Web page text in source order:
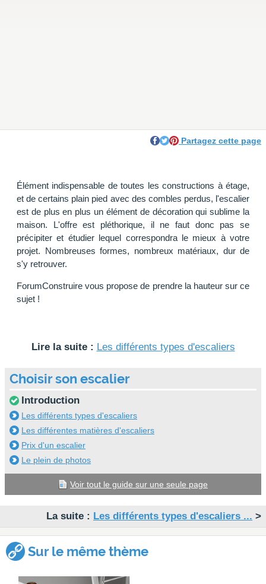
Partagez cette page
Élément indispensable de toutes les constructions à étage,
et de certains plain pied avec des combles perdus, l'escalier
est de plus en plus un élément de décoration qui sublime la
maison. L'offre est pléthorique, il ne faut donc pas se
précipiter et étudier lequel correspondra le mieux à votre
projet. Nombreuses formes, nombreux matériaux, dur de
s'y retrouver.
ForumConstruire vous propose de prendre la hauteur sur ce
sujet !
Lire la suite : Les différents types d'escaliers
Choisir son escalier
Introduction
Les différents types d'escaliers
Les différentes matières d'escaliers
Prix d'un escalier
Le plein de photos
Voir tout le guide sur une seule page
La suite : Les différents types d'escaliers ... >
Sur le même thème